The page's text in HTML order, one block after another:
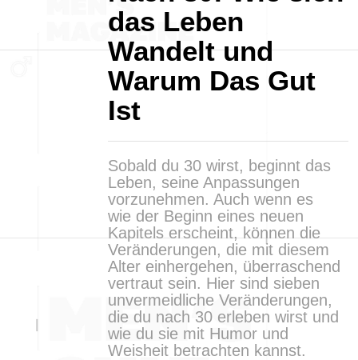
das Leben
Wandelt und
Warum Das Gut
Ist
Sobald du 30 wirst, beginnt das
Leben, seine Anpassungen
vorzunehmen. Auch wenn es
wie der Beginn eines neuen
Kapitels erscheint, können die
Veränderungen, die mit diesem
Alter einhergehen, überraschend
vertraut sein. Hier sind sieben
unvermeidliche Veränderungen,
die du nach 30 erleben wirst und
wie du sie mit Humor und
Weisheit betrachten kannst.